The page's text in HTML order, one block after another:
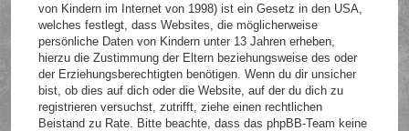
von Kindern im Internet von 1998) ist ein Gesetz in den USA,
welches festlegt, dass Websites, die möglicherweise
persönliche Daten von Kindern unter 13 Jahren erheben,
hierzu die Zustimmung der Eltern beziehungsweise des oder
der Erziehungsberechtigten benötigen. Wenn du dir unsicher
bist, ob dies auf dich oder die Website, auf der du dich zu
registrieren versuchst, zutrifft, ziehe einen rechtlichen
Beistand zu Rate. Bitte beachte, dass das phpBB-Team keine